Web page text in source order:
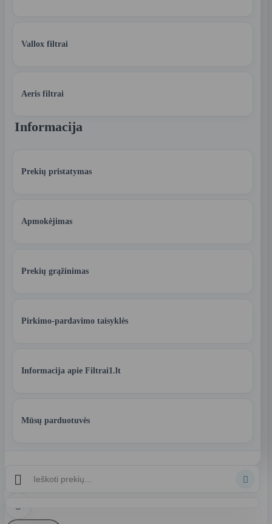
Vallox filtrai
Aeris filtrai
Informacija
Prekių pristatymas
Apmokėjimas
Prekių grąžinimas
Pirkimo-pardavimo taisyklės
Informacija apie Filtrai1.lt
Mūsų parduotuvės
 
